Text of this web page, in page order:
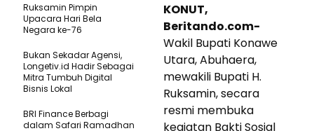
KONUT,
Beritando.com-
Wakil Bupati Konawe
Utara, Abuhaera,
mewakili Bupati H.
Ruksamin, secara
resmi membuka
kegiatan Bakti Sosial
Ruksamin Pimpin
Upacara Hari Bela
Negara ke-76
Bukan Sekadar Agensi,
Longetiv.id Hadir Sebagai
Mitra Tumbuh Digital
Bisnis Lokal
BRI Finance Berbagi
dalam Safari Ramadhan